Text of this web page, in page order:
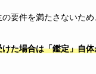
要件を満たさないため
た場合は「鑑定」自